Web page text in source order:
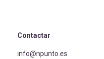
Contactar
info@npunto.es